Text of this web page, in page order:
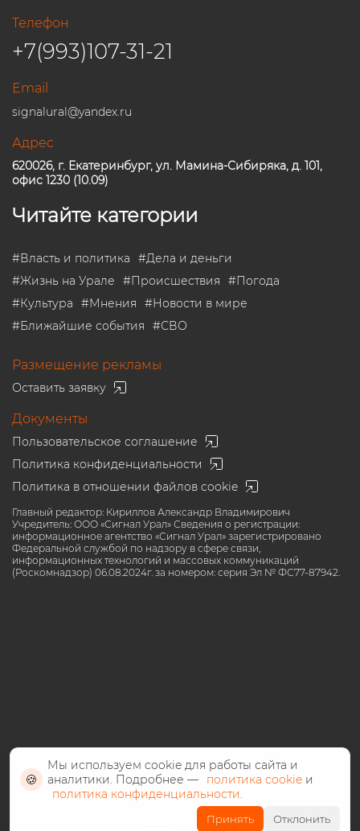
Телефон
+7(993)107-31-21
Email
signalural@yandex.ru
Адрес
620026, г. Екатеринбург, ул. Мамина-Сибиряка, д. 101,
офис 1230 (10.09)
Читайте категории
#Власть и политика #Дела и деньги
#Жизнь на Урале #Происшествия #Погода
#Культура #Мнения #Новости в мире
#Ближайшие события #СВО
Размещение рекламы
Оставить заявку
Документы
Пользовательское соглашение
Политика конфиденциальности
Политика в отношении файлов cookie
Главный редактор: Кириллов Александр Владимирович
Учредитель: ООО «Сигнал Урал» Сведения о регистрации:
информационное агентство «Сигнал Урал» зарегистрировано
Федеральной службой по надзору в сфере связи,
информационных технологий и массовых коммуникаций
(Роскомнадзор) 06.08.2024г. за номером: серия Эл № ФС77-87942.
©️ СМИ «Сигнал Урал» все права защищены 2024, 18+ возрастное
ограничение
🍪
Мы используем cookie для работы сайта и
аналитики. Подробнее —
политика cookie и
политика конфиденциальности.
Принять Отклонить